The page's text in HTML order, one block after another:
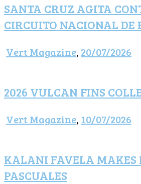
SANTA CRUZ AGITA
CIRCUITO NACIONAL DE
Vert Magazine, 20/07/2026
2026 VULCAN FINS
Vert Magazine, 10/07/2026
KALANI FAVELA MAKES
PASCUALES